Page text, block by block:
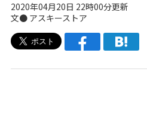
2020年04月20日 22時00分更新
文● アスキーストア